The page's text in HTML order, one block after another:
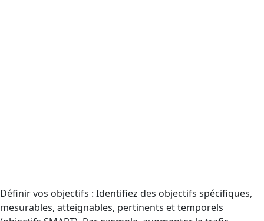
Définir vos objectifs : Identifiez des objectifs spécifiques,
mesurables, atteignables, pertinents et temporels